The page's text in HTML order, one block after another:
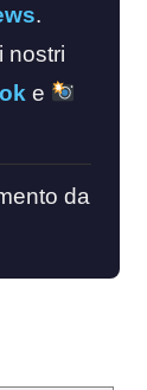
.
nostri
e
da